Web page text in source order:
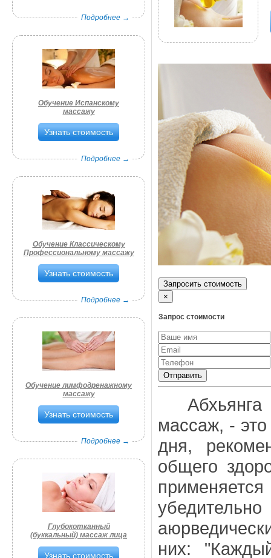
Подробнее →
Обучение Испанскому
массажу
Узнать стоимость
Подробнее →
Обучение Классическому
Профессиональному массажу
Узнать стоимость
Подробнее →
Обучение лимфодренажному
массажу
Узнать стоимость
Подробнее →
Глубокотканный
(буккальный) массаж лица
Узнать стоимость
Запросить стоимость
×
Запрос стоимости
Отправить
Абхьянга
массаж, -
дня,
общего
них: